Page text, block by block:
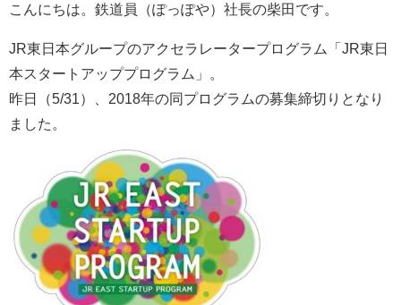
こんにちは。鉄道員（ぽっぽや）社長の柴田です。
JR東日本グループのアクセラレータープログラム「JR東日
本スタートアッププログラム」。
昨日（5/31）、2018年の同プログラムの募集締切りとなり
ました。